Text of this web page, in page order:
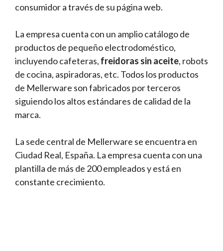
consumidor a través de su página web.
La empresa cuenta con un amplio catálogo de
productos de pequeño electrodoméstico,
incluyendo cafeteras, freidoras sin aceite, robots
de cocina, aspiradoras, etc. Todos los productos
de Mellerware son fabricados por terceros
siguiendo los altos estándares de calidad de la
marca.
La sede central de Mellerware se encuentra en
Ciudad Real, España. La empresa cuenta con una
plantilla de más de 200 empleados y está en
constante crecimiento.